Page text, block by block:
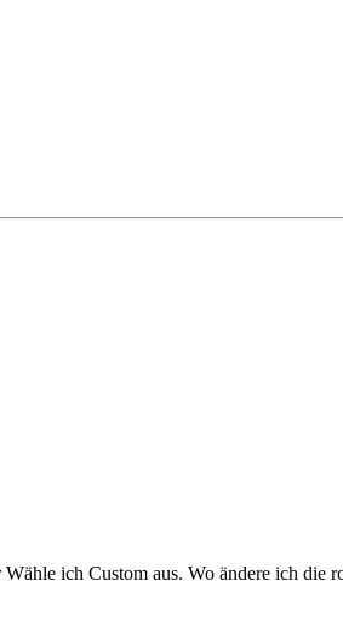
ich Custom aus. Wo ändere ich die